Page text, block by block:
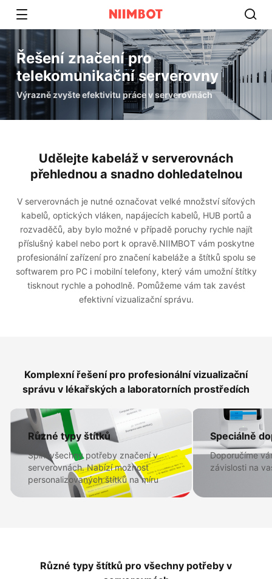
Řešení značení pro
telekomunikační serverovny
Výrazně zvyšte efektivitu práce v serverovnách
Udělejte kabeláž v serverovnách
přehlednou a snadno dohledatelnou
V serverovnách je nutné označovat velké množství síťových
kabelů, optických vláken, napájecích kabelů, HUB portů a
rozvaděčů, aby bylo možné v případě poruchy rychle najít
příslušný kabel nebo port k opravě.NIIMBOT vám poskytne
profesionální zařízení pro značení kabeláže a štítků spolu se
softwarem pro PC i mobilní telefony, který vám umožní štítky
tisknout rychle a pohodlně. Pomůžeme vám tak zavést
efektivní vizualizační správu.
Komplexní řešení pro profesionální vizualizační
správu v lékařských a laboratorních prostředích
Různé typy štítků
Splní všechny potřeby značení v
serverovnách. Nabízí možnost
personalizovaných štítků na míru
Speciálně
Doporučíme
závislosti na
Různé typy štítků pro všechny potřeby v